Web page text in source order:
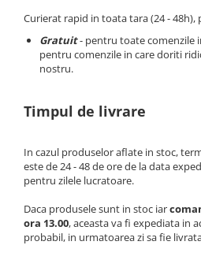
Curierat rapid in toata tara (24 - 48h),
Gratuit- pentru toate comenzile
pentru comenzile in care doriti
nostru.
Timpul de livrare
In cazul produselor aflate in stoc,
este de 24 - 48 de ore de la data
pentru zilele lucratoare.
Daca produsele sunt in stoc iar
ora 13.00, aceasta va fi expediata in
probabil, in urmatoarea zi sa fie